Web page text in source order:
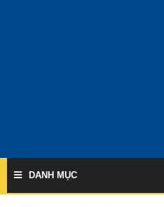
DANH MỤC